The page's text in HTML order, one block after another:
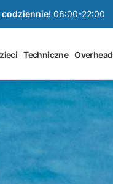
06:00-22:00
Techniczne Overhead